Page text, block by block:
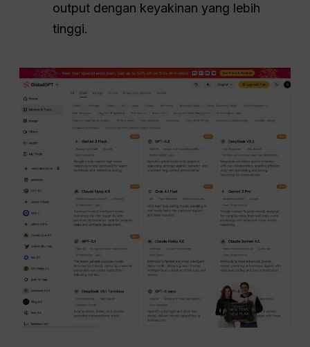
output dengan keyakinan yang lebih
tinggi.